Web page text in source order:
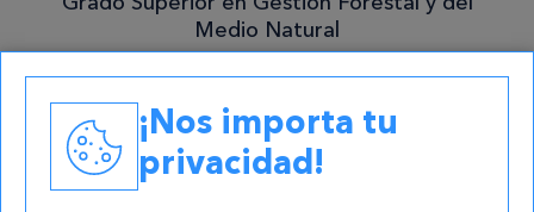
Medio Natural
Contacto
atencion@cursos.com
¡Nos importa tu
privacidad!